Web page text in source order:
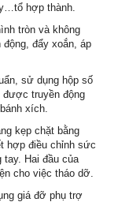
hợp thành.
tròn và không
động, đẩy xoắn, áp
sử dụng hộp số
truyền động
xích.
kẹp chặt bằng
hợp điều chỉnh sức
Hai đầu của
cho việc tháo dỡ.
giá đỡ phụ trợ